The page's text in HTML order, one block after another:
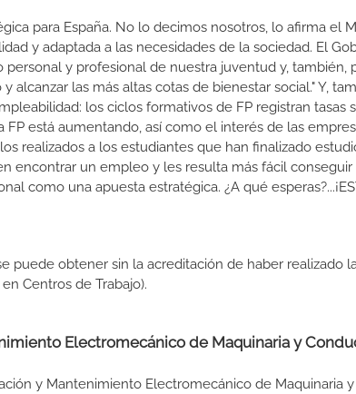
para España. No lo decimos nosotros, lo afirma el
y adaptada a las necesidades de la sociedad. El
y profesional de nuestra juventud y, también,
las más altas cotas de bienestar social." Y,
los ciclos formativos de FP registran tasas
está aumentando, así como el interés de las
realizados a los estudiantes que han finalizado
encontrar un empleo y les resulta más fácil
como una apuesta estratégica. ¿A qué
puede obtener sin la acreditación de haber realizado
Centros de Trabajo).
Electromecánico de Maquinaria y
y Mantenimiento Electromecánico de Maquinaria